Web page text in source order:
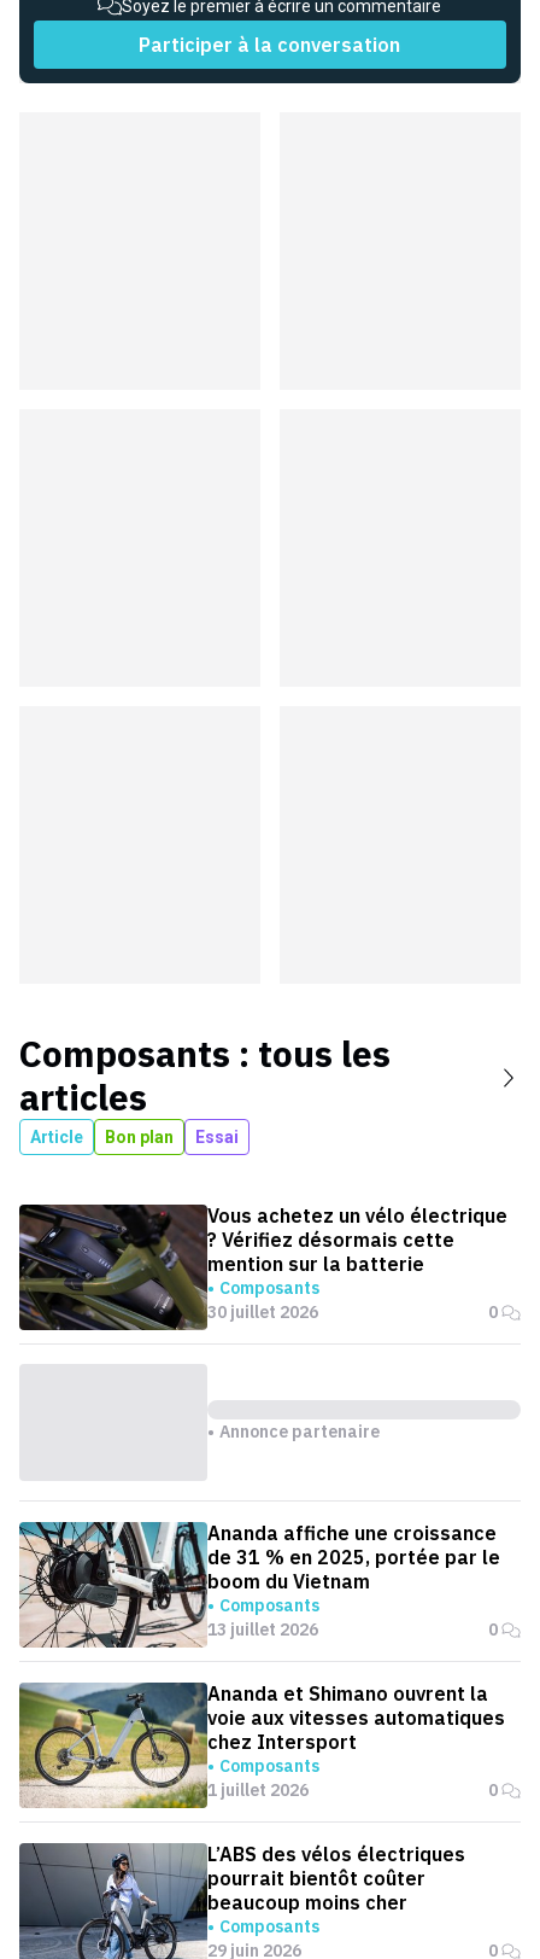
Soyez le premier à écrire un commentaire
Participer à la conversation
Composants : tous les
articles
Article Bon plan Essai
Vous achetez un vélo électrique
? Vérifiez désormais cette
mention sur la batterie
Composants
30 juillet 2026
0
Annonce partenaire
Ananda affiche une croissance
de 31 % en 2025, portée par le
boom du Vietnam
Composants
13 juillet 2026
0
Ananda et Shimano ouvrent la
voie aux vitesses automatiques
chez Intersport
Composants
1 juillet 2026
0
L’ABS des vélos électriques
pourrait bientôt coûter
beaucoup moins cher
Composants
29 juin 2026
0